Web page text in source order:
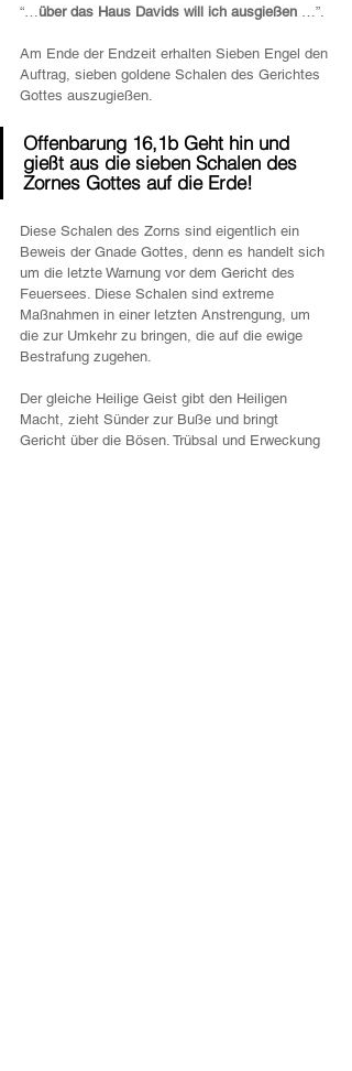
“… über das Haus Davids will ich ausgießen …”.
Am Ende der Endzeit erhalten Sieben Engel den
Auftrag, sieben goldene Schalen des Gerichtes
Gottes auszugießen.
Offenbarung 16,1b Geht hin und
gießt aus die sieben Schalen des
Zornes Gottes auf die Erde!
Diese Schalen des Zorns sind eigentlich ein
Beweis der Gnade Gottes, denn es handelt sich
um die letzte Warnung vor dem Gericht des
Feuersees. Diese Schalen sind extreme
Maßnahmen in einer letzten Anstrengung, um
die zur Umkehr zu bringen, die auf die ewige
Bestrafung zugehen.
Der gleiche Heilige Geist gibt den Heiligen
Macht, zieht Sünder zur Buße und bringt
Gericht über die Bösen. Trübsal und Erweckung